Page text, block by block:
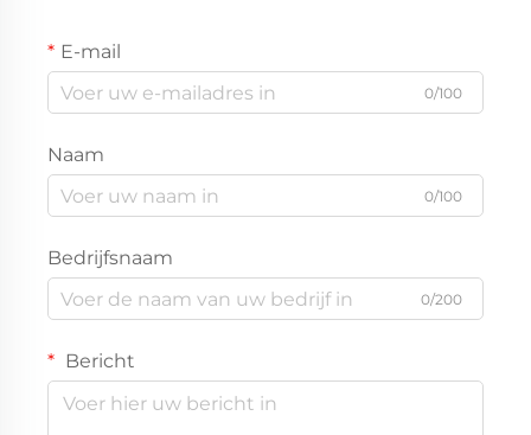
E-mail
0/100
Naam
0/100
Bedrijfsnaam
0/200
Bericht